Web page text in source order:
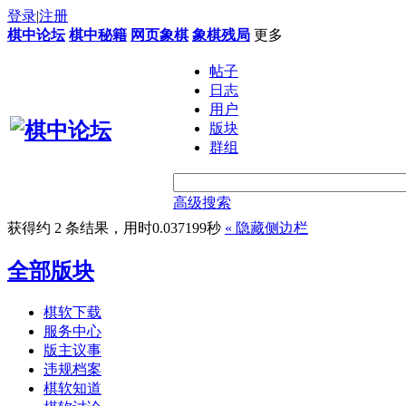
登录|注册
棋中论坛 棋中秘籍 网页象棋 象棋残局 更多
帖子
日志
用户
版块
群组
高级搜索
获得约 2 条结果，用时0.037199秒 « 隐藏侧边栏
全部版块
棋软下载
服务中心
版主议事
违规档案
棋软知道